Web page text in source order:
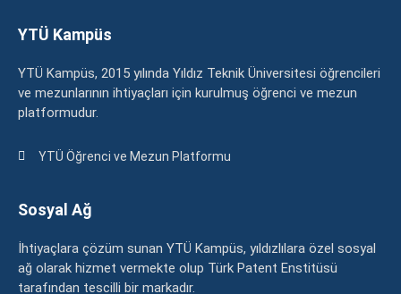
YTÜ Kampüs
YTÜ Kampüs, 2015 yılında Yıldız Teknik Üniversitesi öğrencileri
ve mezunlarının ihtiyaçları için kurulmuş öğrenci ve mezun
platformudur.
YTÜ Öğrenci ve Mezun Platformu
Sosyal Ağ
İhtiyaçlara çözüm sunan YTÜ Kampüs, yıldızlılara özel sosyal
ağ olarak hizmet vermekte olup Türk Patent Enstitüsü
tarafından tescilli bir markadır.